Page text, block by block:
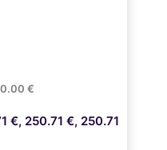
0.00 €
€, 250.71 €, 250.71